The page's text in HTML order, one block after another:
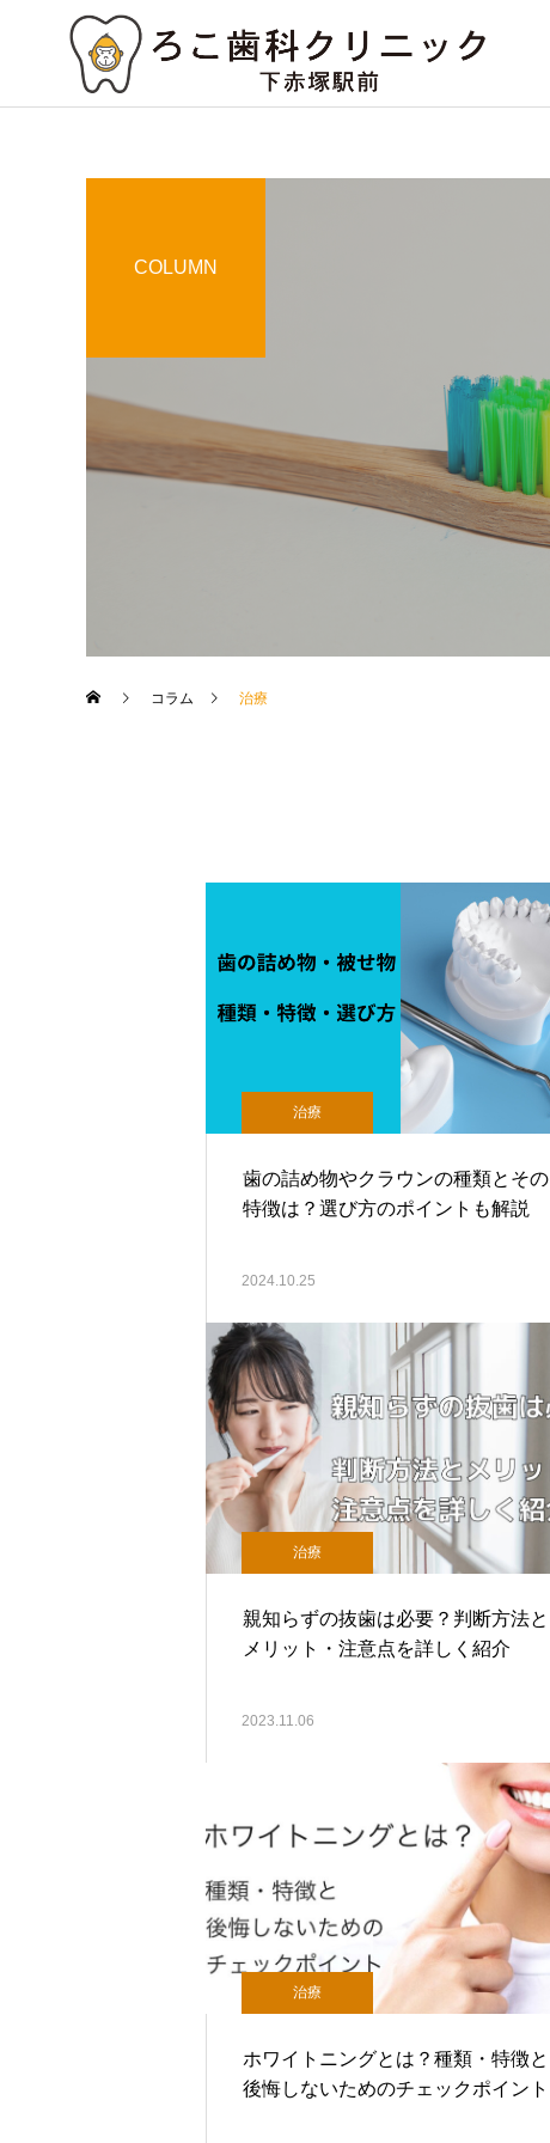
知覚過敏の原因と対処法
は？放置する問題点
類とその特徴は？選び方の
ポイントも解説
COLUMN
コラム 治療
治療
歯の詰め物やクラウンの種類とその
特徴は？選び方のポイントも解説
2024.10.25
治療
親知らずの抜歯は必要？判断方法と
メリット・注意点を詳しく紹介
2023.11.06
治療
ホワイトニングとは？種類・特徴と
後悔しないためのチェックポイント